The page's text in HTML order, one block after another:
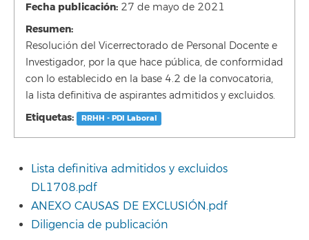
Fecha publicación: 27 de mayo de 2021
Resumen:
Resolución del Vicerrectorado de Personal Docente e
Investigador, por la que hace pública, de conformidad
con lo establecido en la base 4.2 de la convocatoria,
la lista definitiva de aspirantes admitidos y excluidos.
Etiquetas: RRHH - PDI Laboral
Lista definitiva admitidos y excluidos
DL1708.pdf
ANEXO CAUSAS DE EXCLUSIÓN.pdf
Diligencia de publicación